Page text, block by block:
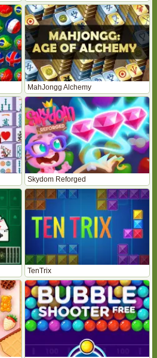
MahJongg Alchemy
Skydom Reforged
TenTrix